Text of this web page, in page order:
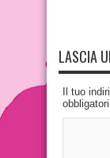
LASCIA
Il tuo